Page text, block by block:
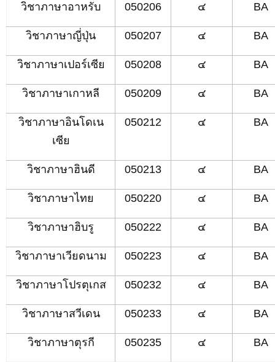
วิชาภาษาอาหรับ 050206 ๔ BA
วิชาภาษาญี่ปุ่น 050207 ๔ BA
วิชาภาษาเปอร์เซีย 050208 ๔ BA
วิชาภาษาเกาหลี 050209 ๔ BA
วิชาภาษาอินโดเน
เซีย
050212 ๔ BA
วิชาภาษาฮินดี 050213 ๔ BA
วิชาภาษาไทย 050220 ๔ BA
วิชาภาษาฮิบรู 050222 ๔ BA
วิชาภาษาเวียดนาม 050223 ๔ BA
วิชาภาษาโปรตุเกส 050232 ๔ BA
วิชาภาษาสวีเดน 050233 ๔ BA
วิชาภาษาตุรกี 050235 ๔ BA